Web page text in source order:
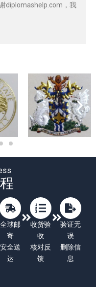
diplomashelp.com，我
全球邮
寄
安全送
达
收货验
收
核对反
馈
验证无
误
删除信
息